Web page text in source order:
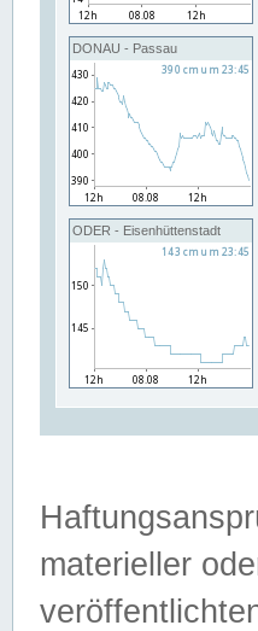
DONAU - Passau
ODER - Eisenhüttenstadt
materieller